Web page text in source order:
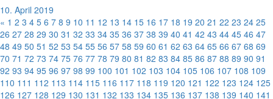
10. April 2019
« 1 2 3 4 5 6 7 8 9 10 11 12 13 14 15 16 17 18 19 20 21 22 23 24 25
26 27 28 29 30 31 32 33 34 35 36 37 38 39 40 41 42 43 44 45 46 47
48 49 50 51 52 53 54 55 56 57 58 59 60 61 62 63 64 65 66 67 68 69
70 71 72 73 74 75 76 77 78 79 80 81 82 83 84 85 86 87 88 89 90 91
92 93 94 95 96 97 98 99 100 101 102 103 104 105 106 107 108 109
110 111 112 113 114 115 116 117 118 119 120 121 122 123 124 125
126 127 128 129 130 131 132 133 134 135 136 137 138 139 140 141